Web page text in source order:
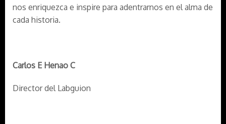
nos enriquezca e inspire para adentrarnos en el alma de
cada historia.
Carlos E Henao C
Director del Labguion